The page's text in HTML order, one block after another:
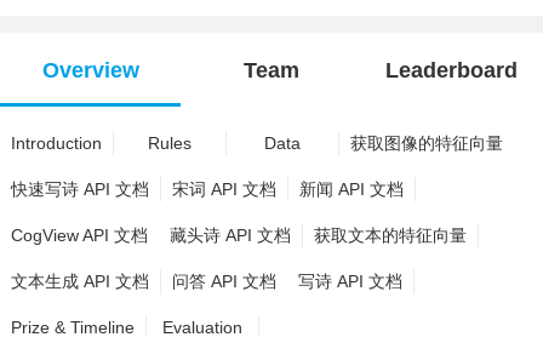
Overview Team Leaderboard
Introduction Rules Data 获取图像的特征向量
快速写诗 API 文档 宋词 API 文档 新闻 API 文档
CogView API 文档 藏头诗 API 文档 获取文本的特征向量
文本生成 API 文档 问答 API 文档 写诗 API 文档
Prize & Timeline Evaluation